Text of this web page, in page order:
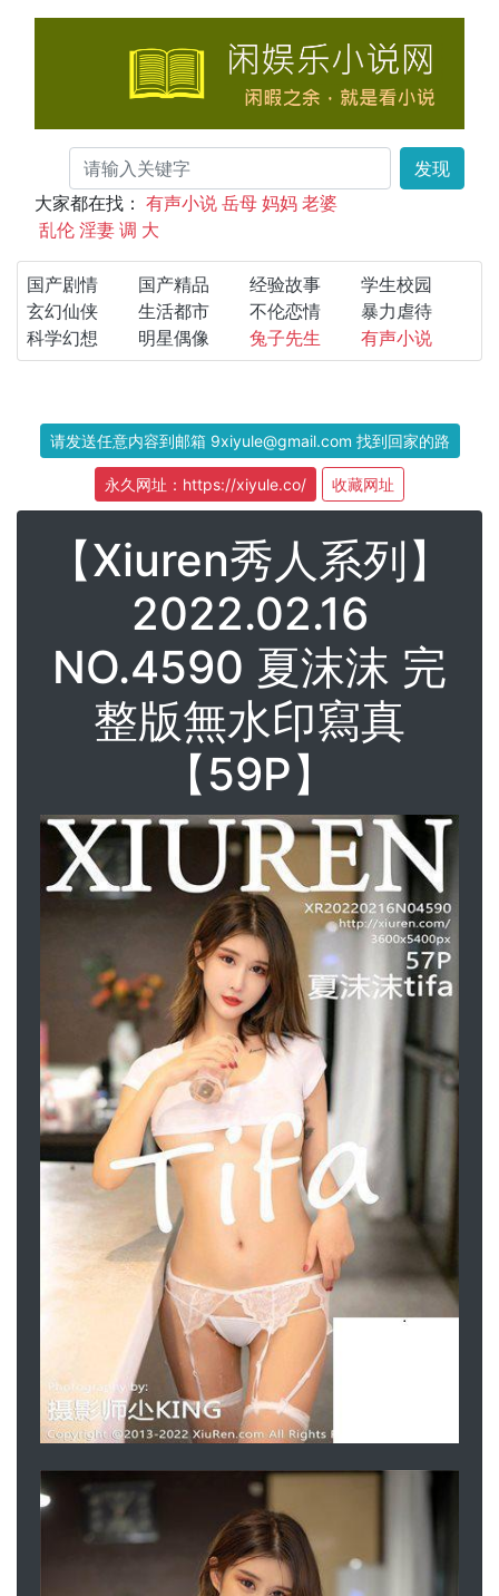
发现
大家都在找： 有声小说 岳母 妈妈 老婆
乱伦 淫妻 调 大
国产剧情 国产精品 经验故事
学生校园
玄幻仙侠
生活都市 不伦恋情
暴力虐待
科学幻想
明星偶像 兔子先生 有声小说
请发送任意内容到邮箱 9xiyule@gmail.com 找到回家的路
永久网址：https://xiyule.co/ 收藏网址
【Xiuren秀人系列】
2022.02.16
NO.4590 夏沫沫 完
整版無水印寫真
【59P】